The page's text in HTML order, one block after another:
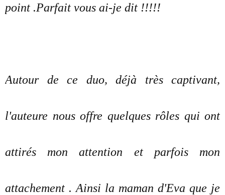
point .Parfait vous ai-je dit !!!!!
Autour de ce duo, déjà très captivant,
l'auteure nous offre quelques rôles qui ont
attirés mon attention et parfois mon
attachement . Ainsi la maman d'Eva que je